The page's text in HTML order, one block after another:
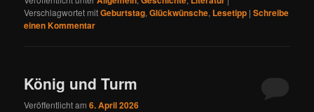
Verschlagwortet mitGeburtstag,Glückwünsche, Lesetipp |Schreibe
einen Kommentar
König und Turm
Veröffentlicht am6. April 2026